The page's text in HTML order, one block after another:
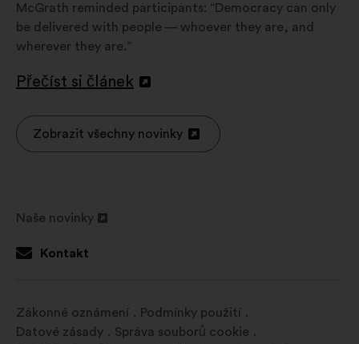
McGrath reminded participants: “Democracy can only
be delivered with people — whoever they are, and
wherever they are.”
Přečíst si článek
Otevřít
nové
kartě
Zobrazit všechny novinky
Otevřít
Naše novinky
na
Kontakt
Zákonné oznámení
Podmínky použití
Datové zásady
Správa souborů cookie